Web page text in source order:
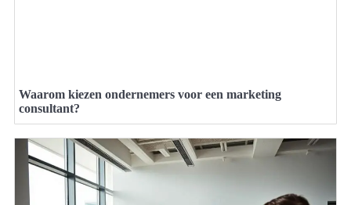
Waarom kiezen ondernemers voor een marketing
consultant?